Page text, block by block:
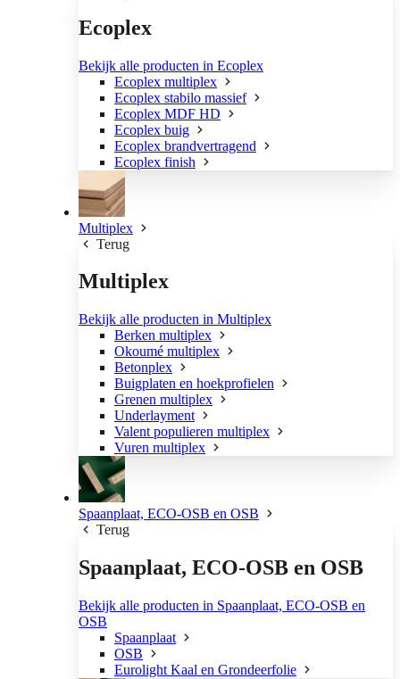
Ecoplex
Bekijk alle producten in Ecoplex
Ecoplex multiplex
Ecoplex stabilo massief
Ecoplex MDF HD
Ecoplex buig
Ecoplex brandvertragend
Ecoplex finish
Multiplex
Terug
Multiplex
Bekijk alle producten in Multiplex
Berken multiplex
Okoumé multiplex
Betonplex
Buigplaten en hoekprofielen
Grenen multiplex
Underlayment
Valent populieren multiplex
Vuren multiplex
Spaanplaat, ECO-OSB en OSB
Terug
Spaanplaat, ECO-OSB en OSB
Bekijk alle producten in Spaanplaat, ECO-OSB en
OSB
Spaanplaat
OSB
Eurolight Kaal en Grondeerfolie